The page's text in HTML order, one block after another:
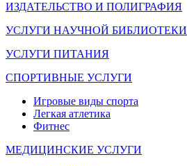
ИЗДАТЕЛЬСТВО И ПОЛИГРАФИЯ
УСЛУГИ НАУЧНОЙ БИБЛИОТЕКИ
УСЛУГИ ПИТАНИЯ
СПОРТИВНЫЕ УСЛУГИ
Игровые виды спорта
Легкая атлетика
Фитнес
МЕДИЦИНСКИЕ УСЛУГИ